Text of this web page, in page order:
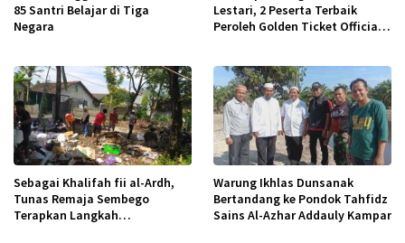
85 Santri Belajar di Tiga
Negara
Lestari, 2 Peserta Terbaik
Peroleh Golden Ticket Official
Sebagai Khalifah fii al-Ardh,
Tunas Remaja Sembego
Terapkan Langkah
Warung Ikhlas Dunsanak
Bertandang ke Pondok Tahfidz
Sains Al-Azhar Addauly Kampar